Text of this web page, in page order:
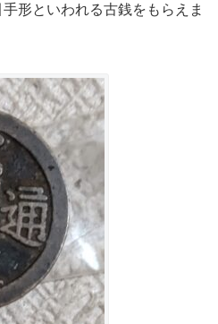
形といわれる古銭をもらえま